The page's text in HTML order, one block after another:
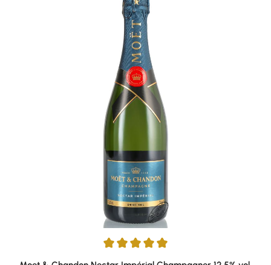
Durchschnittliche Bewertung von 5 von 5 Sternen